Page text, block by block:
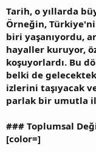
Tarih, o yıllarda
Örneğin,
biri yaşanıyordu,
hayaller kuruyor,
koşuyorlardı. Bu
belki de
izlerini taşıyacak
parlak bir umutla
### Toplumsal
[color=]